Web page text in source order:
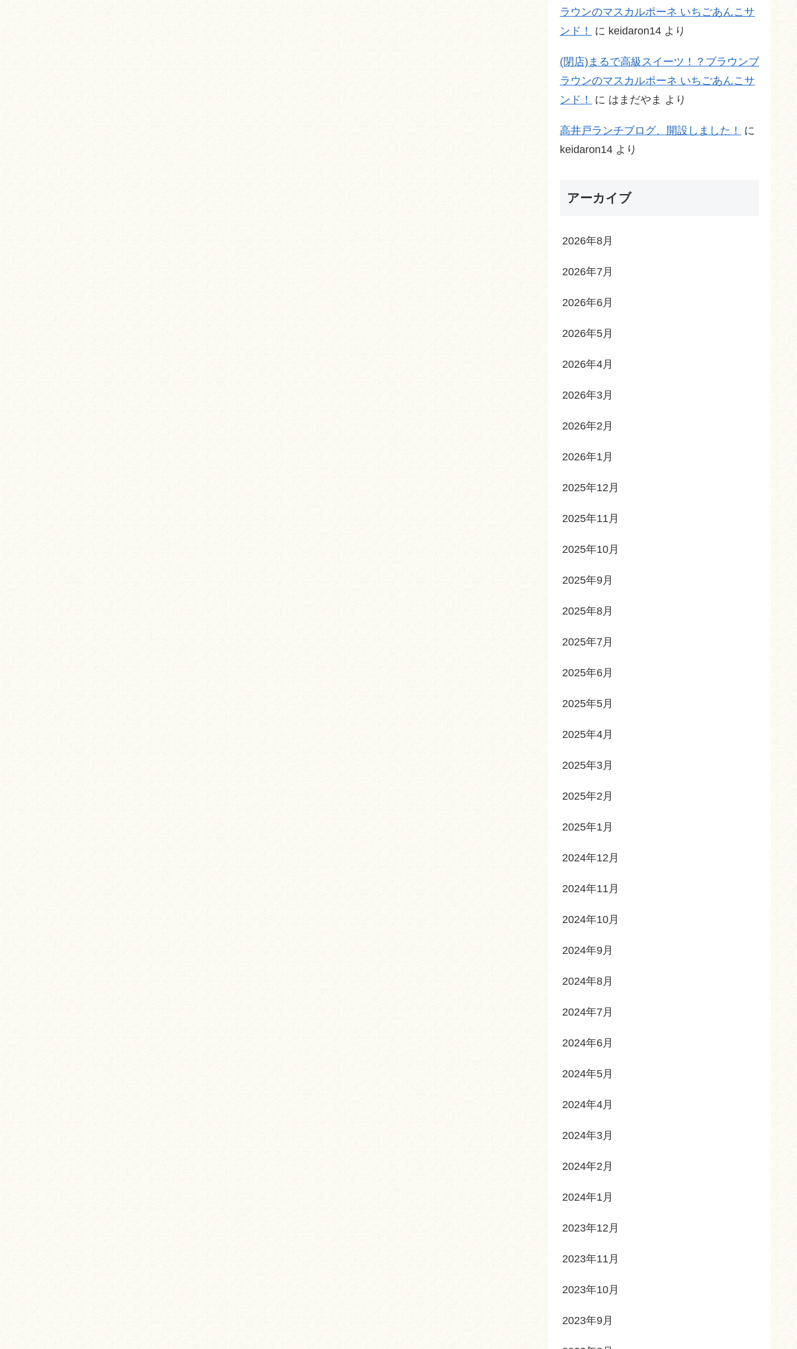
ラウンのマスカルポーネ いちごあんこサ
ンド！
に keidaron14 より
(閉店)まるで高級スイーツ！？ブラウンブ
ラウンのマスカルポーネ いちごあんこサ
ンド！
に はまだやま より
高井戸ランチブログ、開設しました！
に
keidaron14 より
アーカイブ
2026年8月
2026年7月
2026年6月
2026年5月
2026年4月
2026年3月
2026年2月
2026年1月
2025年12月
2025年11月
2025年10月
2025年9月
2025年8月
2025年7月
2025年6月
2025年5月
2025年4月
2025年3月
2025年2月
2025年1月
2024年12月
2024年11月
2024年10月
2024年9月
2024年8月
2024年7月
2024年6月
2024年5月
2024年4月
2024年3月
2024年2月
2024年1月
2023年12月
2023年11月
2023年10月
2023年9月